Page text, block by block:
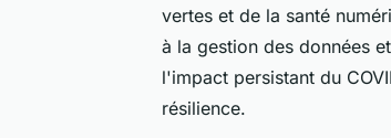
vertes et de la santé
à la gestion des données
l'impact persistant du
résilience.